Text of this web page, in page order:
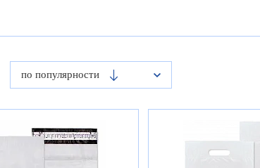
по популярности